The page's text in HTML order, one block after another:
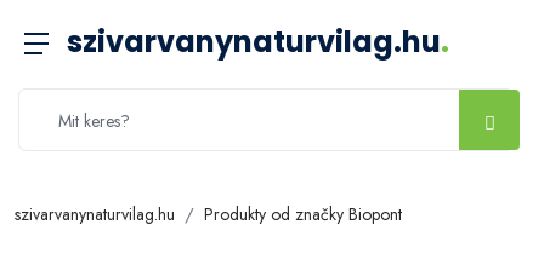
szivarvanynaturvilag.hu.
szivarvanynaturvilag.hu Produkty od značky Biopont